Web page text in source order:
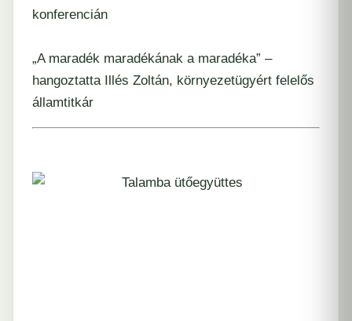
konferencián
„A maradék maradékának a maradéka” –
hangoztatta Illés Zoltán, környezetügyért felelős
államtitkár